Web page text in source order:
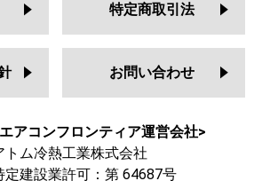
特定商取引法
お問い合わせ
アコンフロンティア運営会社>
トム冷熱工業株式会社
定建設業許可：第 64687号